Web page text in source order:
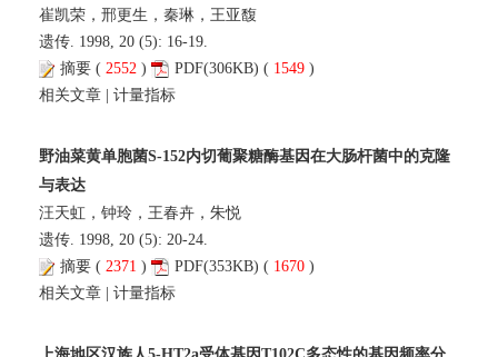
崔凯荣，邢更生，秦琳，王亚馥
遗传. 1998, 20 (5): 16-19.
摘要 ( 2552 ) PDF(306KB) ( 1549 )
相关文章 | 计量指标
野油菜黄单胞菌S-152内切葡聚糖酶基因在大肠杆菌中的克隆
与表达
汪天虹，钟玲，王春卉，朱悦
遗传. 1998, 20 (5): 20-24.
摘要 ( 2371 ) PDF(353KB) ( 1670 )
相关文章 | 计量指标